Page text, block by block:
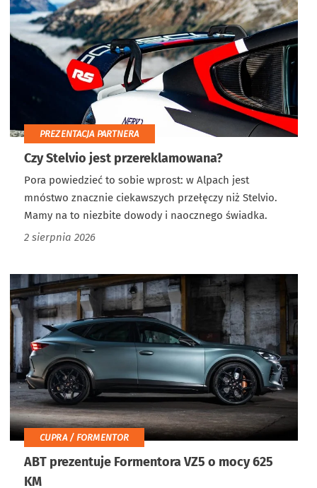
PREZENTACJA PARTNERA
Czy Stelvio jest przereklamowana?
Pora powiedzieć to sobie wprost: w Alpach jest
mnóstwo znacznie ciekawszych przełęczy niż Stelvio.
Mamy na to niezbite dowody i naocznego świadka.
2 sierpnia 2026
CUPRA / FORMENTOR
ABT prezentuje Formentora VZ5 o mocy 625
KM